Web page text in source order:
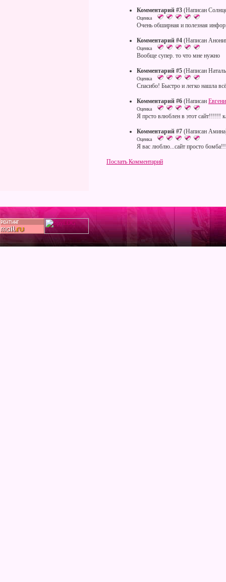
Комментарий #3 (Написан
Оценка
Очень обширная и полезная
Комментарий #4 (Написан
Оценка
Вообще супер. то что мне нужно
Комментарий #5 (Написан
Оценка
Спасибо! Быстро и легко нашла
Комментарий #6 (Написан
Оценка
Я прсто влюблен в этот сайт!!!!!!
Комментарий #7 (Написан
Оценка
Я вас люблю...сайт просто
Послать Комментарий